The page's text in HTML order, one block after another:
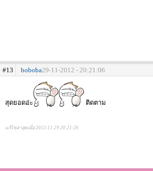
#13 boboba29-11-2012 - 20:21:06
สุดยอดอ่ะ ติดตาม
แก้ไขล่าสุดเมื่อ 2012-11-29 20:21:26